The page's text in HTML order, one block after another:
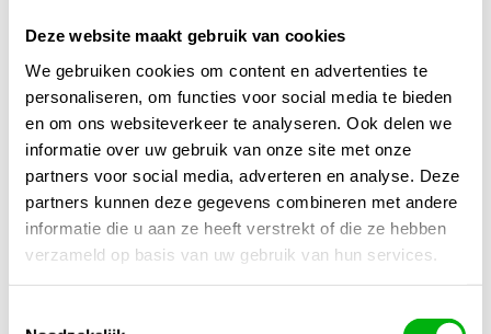
Deze website maakt gebruik van cookies
We gebruiken cookies om content en advertenties te
personaliseren, om functies voor social media te bieden
en om ons websiteverkeer te analyseren. Ook delen we
informatie over uw gebruik van onze site met onze
partners voor social media, adverteren en analyse. Deze
partners kunnen deze gegevens combineren met andere
informatie die u aan ze heeft verstrekt of die ze hebben
verzameld op basis van uw gebruik van hun services.
BioTabs
Starterpack
€49,95
BioTabs
Guerillatabs
€11,95-
€ 95,95Prijsklasse:
tot
€95,95